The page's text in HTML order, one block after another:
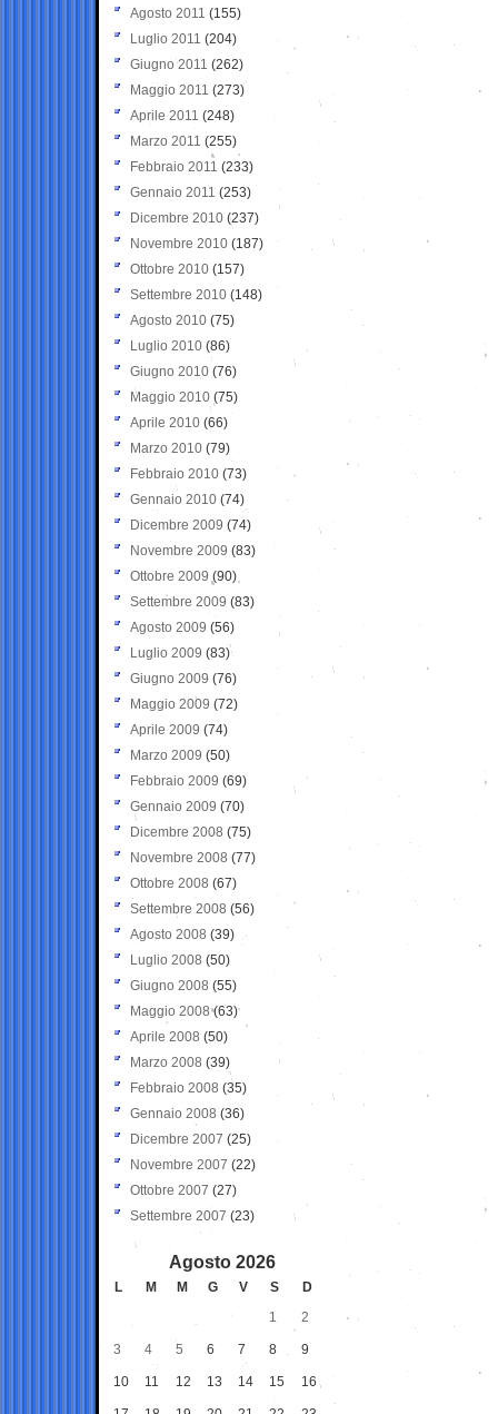
Agosto 2011 (155)
Luglio 2011 (204)
Giugno 2011 (262)
Maggio 2011 (273)
Aprile 2011 (248)
Marzo 2011 (255)
Febbraio 2011 (233)
Gennaio 2011 (253)
Dicembre 2010 (237)
Novembre 2010 (187)
Ottobre 2010 (157)
Settembre 2010 (148)
Agosto 2010 (75)
Luglio 2010 (86)
Giugno 2010 (76)
Maggio 2010 (75)
Aprile 2010 (66)
Marzo 2010 (79)
Febbraio 2010 (73)
Gennaio 2010 (74)
Dicembre 2009 (74)
Novembre 2009 (83)
Ottobre 2009 (90)
Settembre 2009 (83)
Agosto 2009 (56)
Luglio 2009 (83)
Giugno 2009 (76)
Maggio 2009 (72)
Aprile 2009 (74)
Marzo 2009 (50)
Febbraio 2009 (69)
Gennaio 2009 (70)
Dicembre 2008 (75)
Novembre 2008 (77)
Ottobre 2008 (67)
Settembre 2008 (56)
Agosto 2008 (39)
Luglio 2008 (50)
Giugno 2008 (55)
Maggio 2008(63)
Aprile 2008 (50)
Marzo 2008 (39)
Febbraio 2008 (35)
Gennaio 2008 (36)
Dicembre 2007 (25)
Novembre 2007 (22)
Ottobre 2007 (27)
Settembre 2007 (23)
Agosto 2026
L M M G V S
D
1
2
3 4 5 6 7 8 9
10 11 12 13 14 15 16